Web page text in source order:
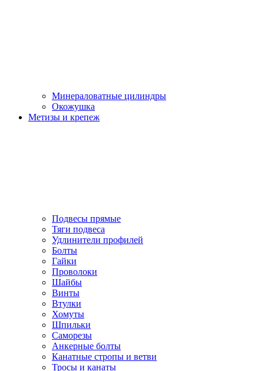
Минераловатные цилиндры
Окожушка
Метизы и крепеж
Подвесы прямые
Тяги подвеса
Удлинители профилей
Болты
Гайки
Проволоки
Шайбы
Винты
Втулки
Хомуты
Шпильки
Саморезы
Анкерные болты
Канатные стропы и ветви
Тросы и канаты